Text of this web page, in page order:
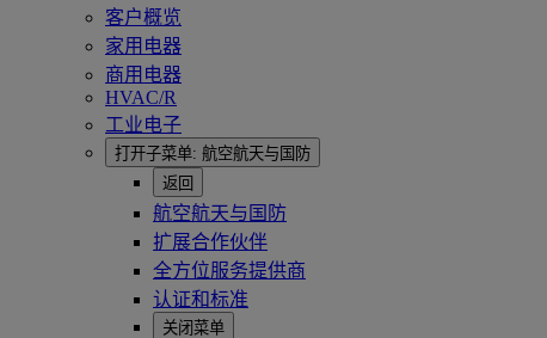
客户概览
家用电器
商用电器
HVAC/R
工业电子
打开子菜单: 航空航天与国防
返回
航空航天与国防
扩展合作伙伴
全方位服务提供商
认证和标准
关闭菜单